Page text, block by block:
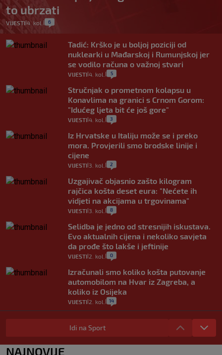
to ubrzati
VIJESTI 4. kol. 6
Tadić: Krško je u boljoj poziciji od
nuklearki u Mađarskoj i Rumunjskoj jer
se vodilo računa o važnoj stvari
VIJESTI 4. kol. 5
Stručnjak o prometnom kolapsu u
Konavlima na granici s Crnom Gorom:
"Idućeg ljeta bit će još gore"
VIJESTI 4. kol. 3
Iz Hrvatske u Italiju može se i preko
mora. Provjerili smo brodske linije i
cijene
VIJESTI 3. kol. 2
Uzgajivač objasnio zašto kilogram
rajčica košta deset eura: "Nećete ih
vidjeti na akcijama u trgovinama"
VIJESTI 3. kol. 8
Selidba je jedno od stresnijih iskustava.
Evo aktualnih cijena i nekoliko savjeta
da prođe što lakše i jeftinije
VIJESTI 2. kol. 0
Izračunali smo koliko košta putovanje
automobilom na Hvar iz Zagreba, a
koliko iz Osijeka
VIJESTI 2. kol. 14
"Kći je otišla na more, a zaboravila
zdravstvenu iskaznicu". Kakva su prava
pacijenata izvan mjesta prebivališta?
1
Idi na Sport
NAJNOVIJE